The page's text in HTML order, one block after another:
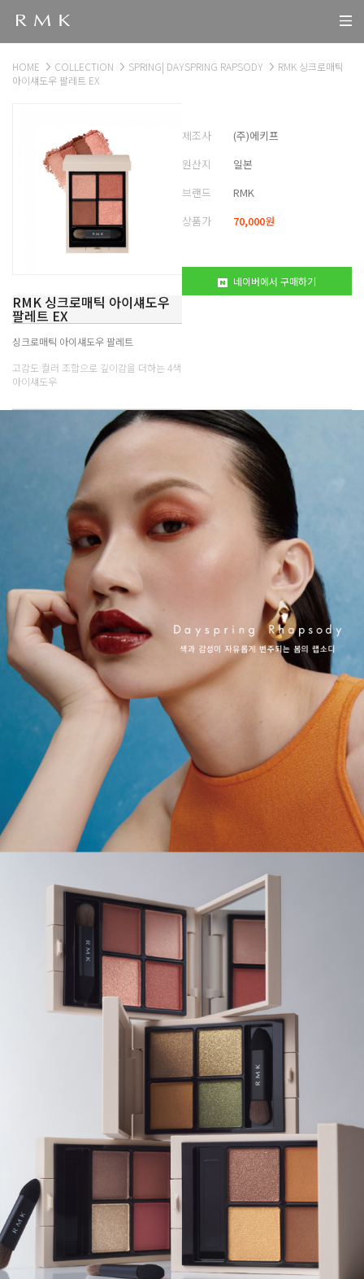
HOME COLLECTION SPRING| DAYSPRING RAPSODY
RMK 싱크로매틱
아이섀도우 팔레트 EX
RMK 싱크로매틱 아이섀도우
팔레트 EX
싱크로매틱 아이섀도우 팔레트
고감도 컬러 조합으로 깊이감을 더하는 4색
아이섀도우
제조사
(주)에키프
원산지
일본
브랜드
RMK
상품가
70,000원
네이버에서 구매하기